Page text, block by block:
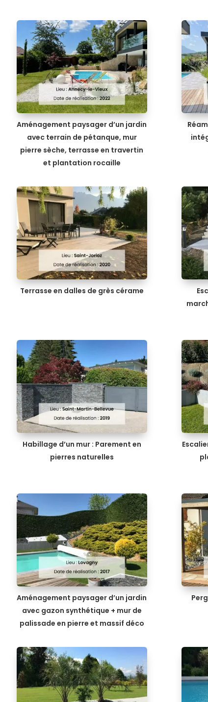
Aménagement paysager d’un jardin
avec terrain de pétanque, mur
pierre sèche, terrasse en travertin
et plantation rocaille
Terrasse en dalles de grès cérame
Habillage d’un mur : Parement en
pierres naturelles
Aménagement paysager d’un jardin
avec gazon synthétique + mur de
palissade en pierre et massif déco